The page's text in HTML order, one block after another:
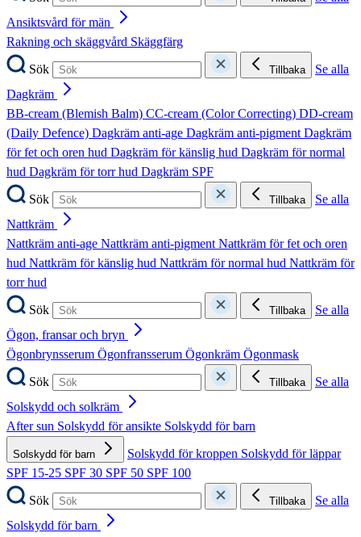
Ansiktsvård för män
Rakning och skäggvård Skäggfärg
Sök
Tillbaka
Se alla
Dagkräm
BB-cream (Blemish Balm) CC-cream (Color Correcting) DD-cream
(Daily Defence) Dagkräm anti-age Dagkräm anti-pigmentDagkräm
för fet och oren hud Dagkräm för känslig hud Dagkräm för normal
hud Dagkräm för torr hud Dagkräm SPF
Sök
Tillbaka
Se alla
Nattkräm
Nattkräm anti-age Nattkräm anti-pigmentNattkräm för fet och oren
hud Nattkräm för känslig hud Nattkräm för normal hud Nattkräm för
torr hud
Sök
Tillbaka
Se alla
Ögon, fransar och bryn
Ögonbrynsserum Ögonfransserum Ögonkräm Ögonmask
Sök
Tillbaka
Se alla
Solskydd och solkräm
After sun Solskydd för ansikte Solskydd för barn
Solskydd för barn Solskydd för kroppen Solskydd för läppar
SPF 15-25 SPF 30 SPF 50 SPF 100
Sök
Tillbaka
Se alla
Solskydd för barn